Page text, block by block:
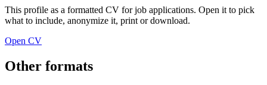
This profile as a formatted CV for job applications. Open it to pick
what to include, anonymize it, print or download.
Open CV
Other formats